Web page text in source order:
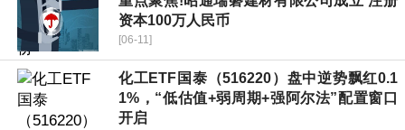
资本100万人民币
[06-11]
化工ETF国泰（516220）盘中逆势飘红0.1
1%，“低估值+弱周期+强阿尔法”配置窗口
开启